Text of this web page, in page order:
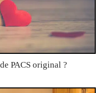
PACS original ?